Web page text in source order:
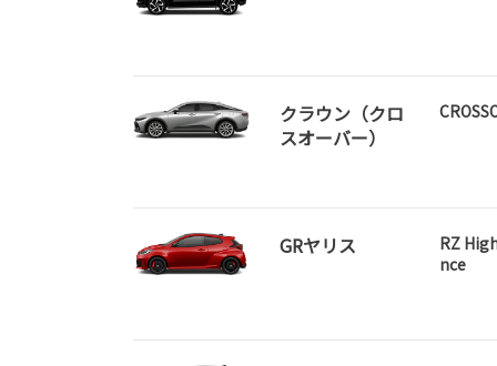
クラウン（クロ
スオーバー）
GRヤリス
RZ
nce